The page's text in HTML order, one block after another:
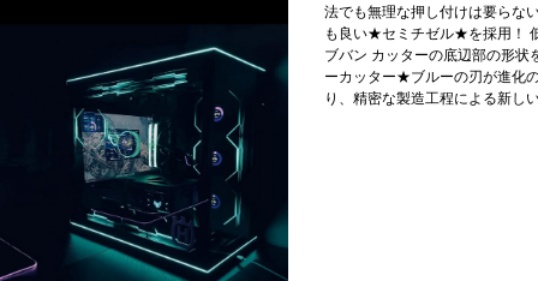
法でも無理な押し付けは要らな
も良い★セミチゼル★を採用！
ブバン カッターの底辺部の形
ーカッター★ブルーの刃が進化
り、精密な製造工程による新し